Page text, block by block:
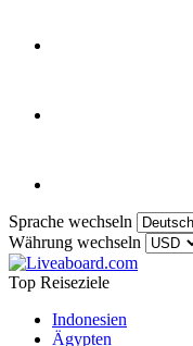
Sprache wechseln
Währung wechseln
Top Reiseziele
Indonesien
Ägypten